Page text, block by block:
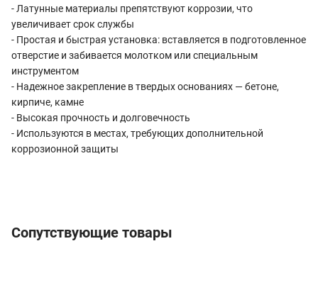
- Латунные материалы препятствуют коррозии, что
увеличивает срок службы
- Простая и быстрая установка: вставляется в подготовленное
отверстие и забивается молотком или специальным
инструментом
- Надежное закрепление в твердых основаниях — бетоне,
кирпиче, камне
- Высокая прочность и долговечность
- Используются в местах, требующих дополнительной
коррозионной защиты
Сопутствующие товары